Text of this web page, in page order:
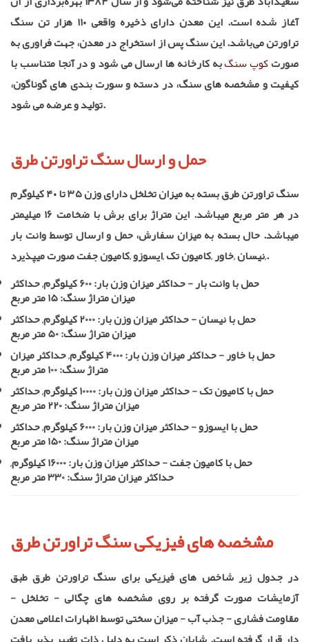
آغاز شده است. این معدن دارای ذخیره واقعی ۱۱۰ هزار تن سنگ
تراورتن می‌باشد. این سنگ پس از استخراج در معدن، جهت فراوری به
صورتکوپ سنگبه کارخانه ها ارسال می شود و در آنجا متناسب با
کیفیت و مشخصه های سنگ، در دسته و سورت بندی های گوناگون،
تولید و عرضه می شود.
حمل و ارسال سنگ تراورتن طرق
سنگ تراورتن طرق بسته به میزان تخلخل دارای وزن ۳۵ تا ۴۰ کیلوگرم
در هر متر مربع میباشد. این متراژ برای برش با ضخامت ۱۶ میلیمتر
میباشد. حال بسته به میزان سفارش، حمل و ارسال توسط وانت بار
,نیسان ,خاور ,کامیون تک ,ایسوزو ,کامیون جفت صورت میپذیرد.
حمل با وانت بار - حداکثر میزان وزن بار: 600 کیلوگرم, حداکثر
میزان متراژ سنگ: 15 متر مربع
حمل با نیسان - حداکثر میزان وزن بار: 2000 کیلوگرم, حداکثر
میزان متراژ سنگ: 50 متر مربع
حمل با خاور - حداکثر میزان وزن بار: 4000 کیلوگرم, حداکثر میزان
متراژ سنگ: 100 متر مربع
حمل با کامیون تک - حداکثر میزان وزن بار: 10000 کیلوگرم, حداکثر
میزان متراژ سنگ: 220 متر مربع
حمل با ایسوزو - حداکثر میزان وزن بار: 6000 کیلوگرم, حداکثر
میزان متراژ سنگ: 150 متر مربع
حمل با کامیون جفت - حداکثر میزان وزن بار: 16000 کیلوگرم,
حداکثر میزان متراژ سنگ: 330 متر مربع
مشخصه های فیزیکی سنگ تراورتن طرق
در جدول زیر شاخص های فیزیکی برای سنگ تراورتن طرق طبق
آزمایشات صورت گرفته بر روی مشخصه های چگالی - تخلخل -
مقاومت فشاری - جذب آب - میزان سختی توسط اظهارات اعلامی معدن